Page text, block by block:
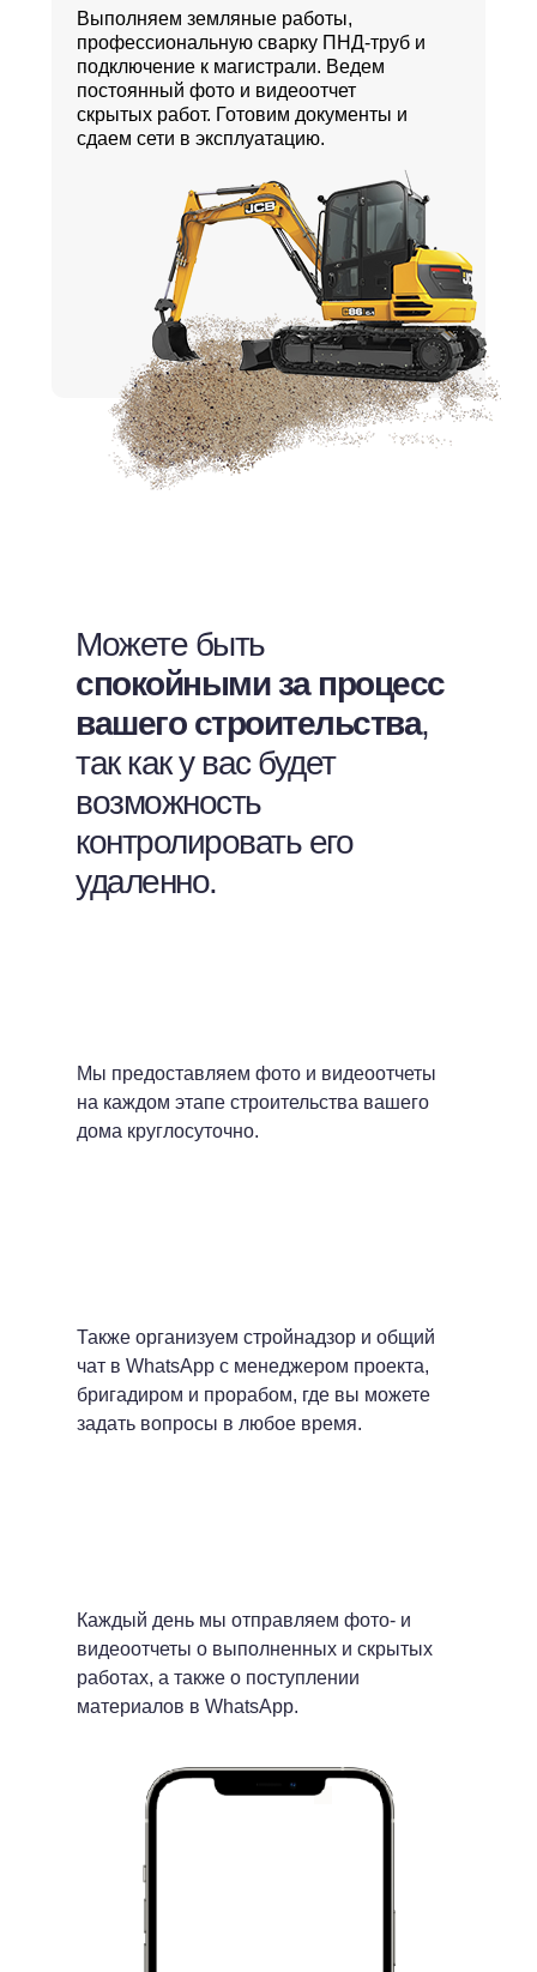
Выполняем земляные работы,
профессиональную сварку ПНД-труб и
подключение к магистрали. Ведем
постоянный фото и видеоотчет
скрытых работ. Готовим документы и
сдаем сети в эксплуатацию.
Можете быть
спокойными за процесс
вашего строительства,
так как у вас будет
возможность
контролировать его
удаленно.
Каждый день мы отправляем фото- и
видеоотчеты о выполненных и скрытых
работах, а также о поступлении
материалов в WhatsApp.
Также организуем стройнадзор и общий
чат в WhatsApp с менеджером проекта,
бригадиром и прорабом, где вы можете
задать вопросы в любое время.
Мы предоставляем фото и видеоотчеты
на каждом этапе строительства вашего
дома круглосуточно.